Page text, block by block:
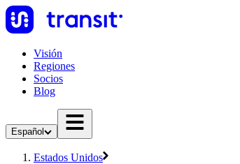
Visión
Regiones
Socios
Blog
Español
Estados Unidos